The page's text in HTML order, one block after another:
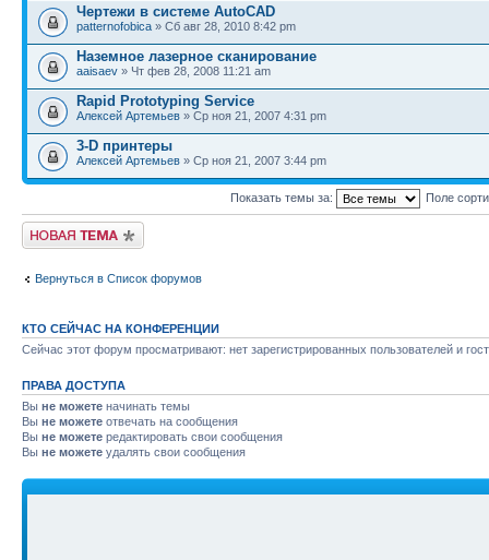
Чертежи в системе AutoCAD
patternofobica » Сб авг 28, 2010 8:42 pm
Наземное лазерное сканирование
aaisaev » Чт фев 28, 2008 11:21 am
Rapid Prototyping Service
Алексей Артемьев » Ср ноя 21, 2007 4:31 pm
3-D принтеры
Алексей Артемьев » Ср ноя 21, 2007 3:44 pm
Показать темы за: Поле
Новая тема
Вернуться в Список форумов
КТО СЕЙЧАС НА КОНФЕРЕНЦИИ
Сейчас этот форум просматривают: нет зарегистрированных пользователей и
ПРАВА ДОСТУПА
Вы не можете начинать темы
Вы не можете отвечать на сообщения
Вы не можете редактировать свои сообщения
Вы не можете удалять свои сообщения